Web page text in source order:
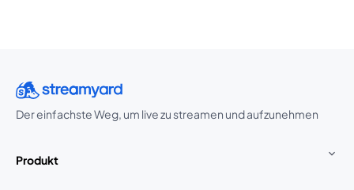
Der einfachste Weg, um live zu streamen und aufzunehmen
Produkt